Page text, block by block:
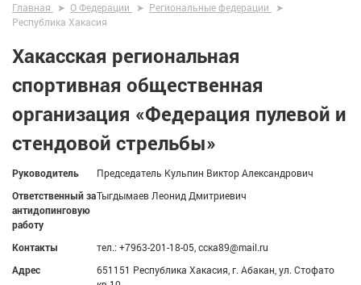
Главная О Федерации
Региональные федерации
Республика Хакасия
Хакасская региональная
спортивная общественная
организация «Федерация пулевой и
стендовой стрельбы»
Руководитель
Председатель Кульпин Виктор Александрович
Ответственный за
антидопинговую
работу
Тыгдымаев Леонид Дмитриевич
Контакты
тел.: +7963-201-18-05, сска89@mail.ru
Адрес
651151 Республика Хакасия, г. Абакан, ул. Стофато